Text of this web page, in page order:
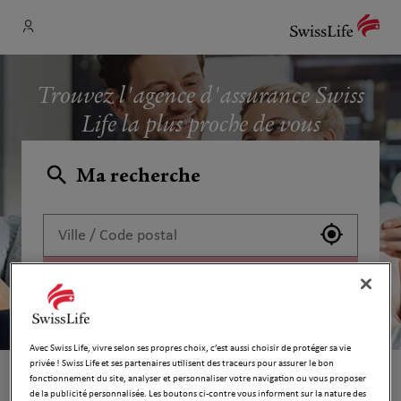
Trouvez l'agence d'assurance Swiss
Life la plus proche de vous
Ma recherche
Utiliser
Un assureur de référence
Avec Swiss Life, vivre selon ses propres choix, c’est aussi choisir de protéger sa vie
privée ! Swiss Life et ses partenaires utilisent des traceurs pour assurer le bon
fonctionnement du site, analyser et personnaliser votre navigation ou vous proposer
de la publicité personnalisée. Les boutons ci-contre vous informent sur la nature des